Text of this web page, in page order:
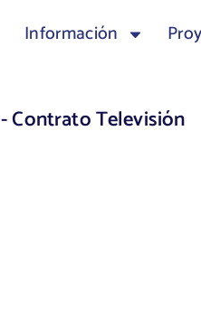
Información
Contrato Televisión